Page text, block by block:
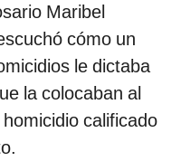
Maribel
cómo un
le dictaba
la colocaban al
calificado